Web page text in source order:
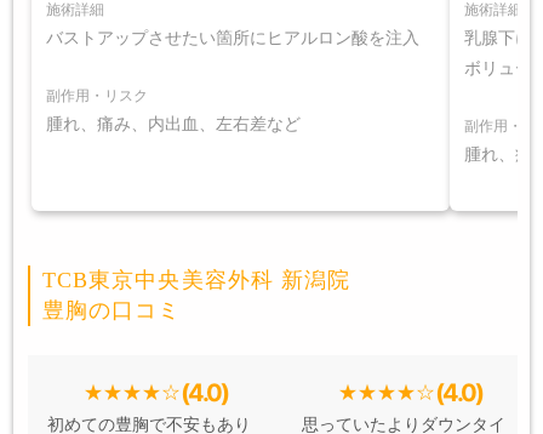
施術詳細
バストアップさせたい箇所にヒアルロン酸を注入
副作用・リスク
腫れ、痛み、内出血、左右差など
施術詳細
乳腺下に
ボリュー
副作用・リ
腫れ、痛
TCB東京中央美容外科 新潟院
豊胸の口コミ
(4.0)
初めての豊胸で不安もあり
(4.0)
思っていたよりダウンタイ